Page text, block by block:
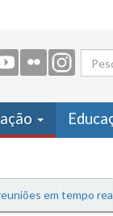
de
em tempo real